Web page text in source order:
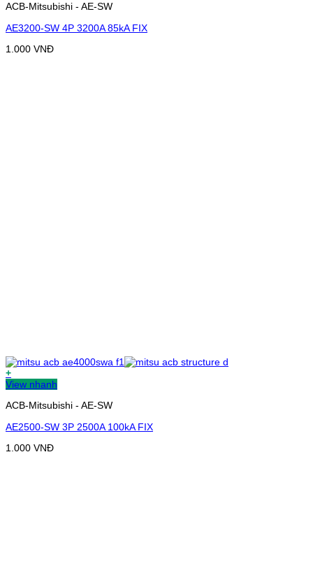
ACB-Mitsubishi - AE-SW
AE3200-SW 4P 3200A 85kA FIX
1.000 VNĐ
+
View nhanh
ACB-Mitsubishi - AE-SW
AE2500-SW 3P 2500A 100kA FIX
1.000 VNĐ